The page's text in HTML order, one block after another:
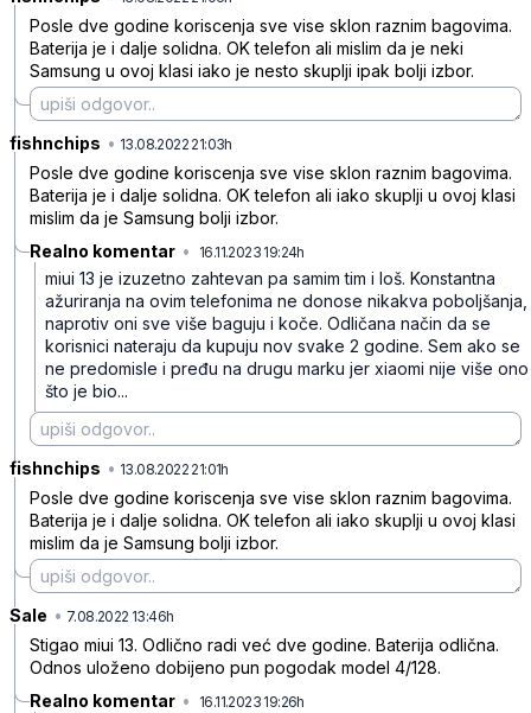
Posle dve godine koriscenja sve vise sklon raznim bagovima.
Baterija je i dalje solidna. OK telefon ali mislim da je neki
Samsung u ovoj klasi iako je nesto skuplji ipak bolji izbor.
fishnchips • 13.08.2022 21:03h
Posle dve godine koriscenja sve vise sklon raznim bagovima.
Baterija je i dalje solidna. OK telefon ali iako skuplji u ovoj klasi
mislim da je Samsung bolji izbor.
Realno komentar • 16.11.2023 19:24h
miui 13 je izuzetno zahtevan pa samim tim i loš. Konstantna
ažuriranja na ovim telefonima ne donose nikakva poboljšanja,
naprotiv oni sve više baguju i koče. Odličana način da se
korisnici nateraju da kupuju nov svake 2 godine. Sem ako se
ne predomisle i pređu na drugu marku jer xiaomi nije više ono
što je bio...
fishnchips • 13.08.2022 21:01h
Posle dve godine koriscenja sve vise sklon raznim bagovima.
Baterija je i dalje solidna. OK telefon ali iako skuplji u ovoj klasi
mislim da je Samsung bolji izbor.
Sale • 7.08.2022 13:46h
Stigao miui 13. Odlično radi već dve godine. Baterija odlična.
Odnos uloženo dobijeno pun pogodak model 4/128.
Realno komentar • 16.11.2023 19:26h